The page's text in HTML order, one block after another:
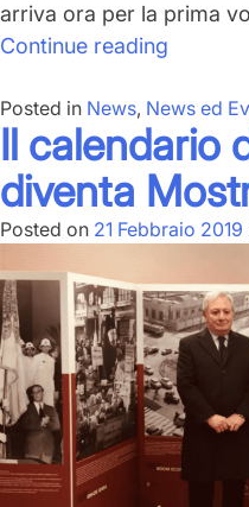
arriva ora per la prima
Continue reading
2.0
arriva
ad
Posted in News, News ed
Il calendario
diventa
Posted on 21 Febbraio 2019